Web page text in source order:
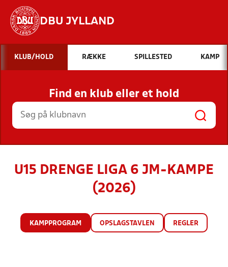
DBU JYLLAND
Hvad vil du søge efter?
INDHOLD OG NYHEDER
STILLINGER, RESULTATER, KLUBBER OG
HOLD
KLUB/HOLD RÆKKE SPILLESTED KAMP
Find en klub eller et hold
U15 DRENGE LIGA 6 JM-KAMPE
(2026)
KAMPPROGRAM OPSLAGSTAVLEN REGLER